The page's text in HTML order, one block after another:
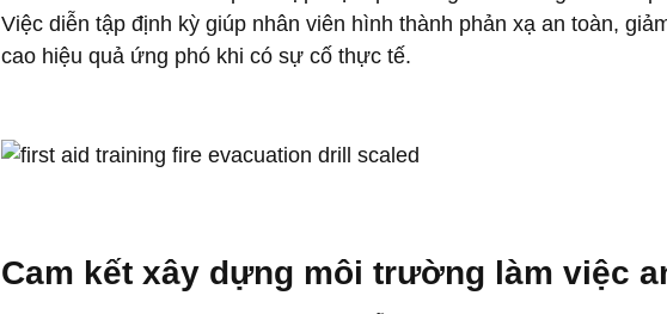
Việc diễn tập định kỳ giúp nhân viên hình thành phản xạ an toàn,
cao hiệu quả ứng phó khi có sự cố thực tế.
Cam kết xây dựng môi trường làm việc